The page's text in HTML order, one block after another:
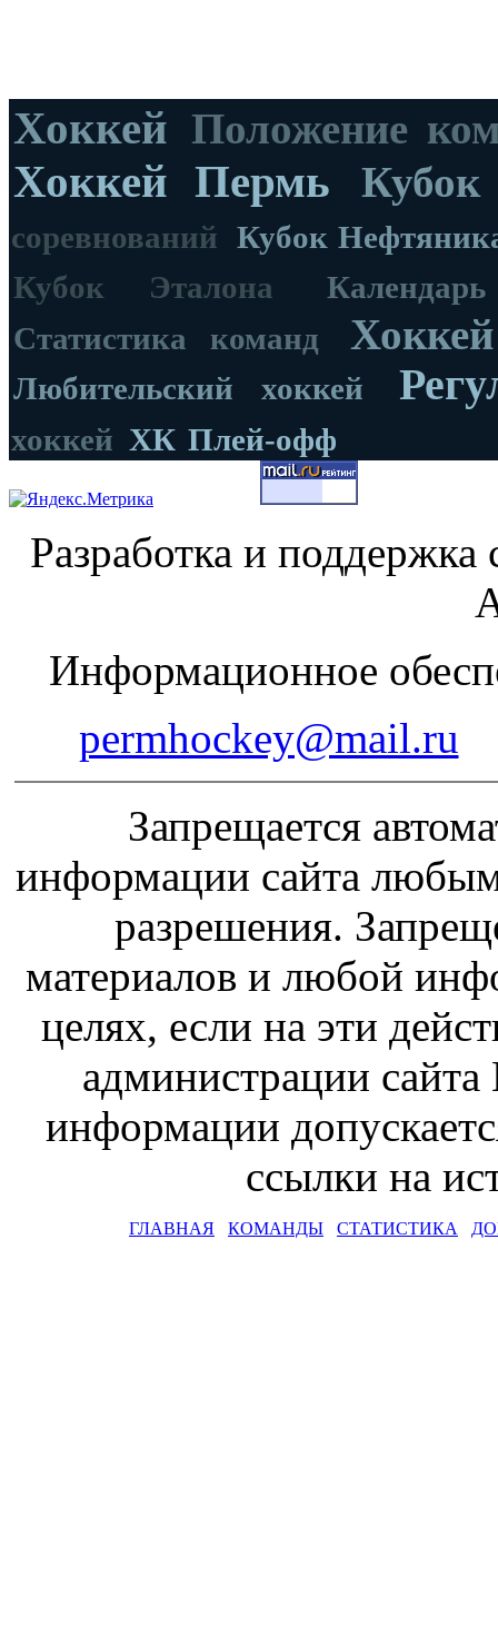
Хоккей Положение
Хоккей Пермь
соревнований Кубок
Кубок Эталона
Статистика команд
Любительский хоккей
хоккей ХК Плей-офф
Разработка и
Информационное
permhockey@mail.ru
Запрещается
информации сайта
разрешения.
материалов и любой
целях, если на эти
администрации
информации
ссылки на
ГЛАВНАЯ КОМАНДЫ СТАТИСТИКА